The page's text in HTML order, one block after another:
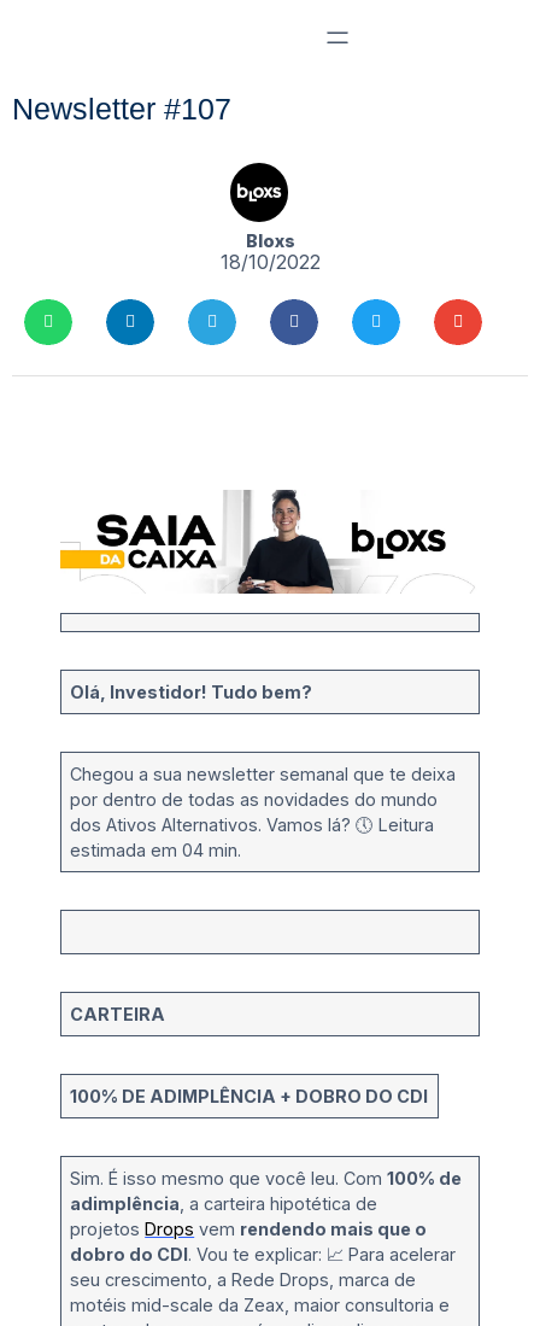
Newsletter #107
Bloxs
18/10/2022
Olá, Investidor! Tudo bem?
Chegou a sua newsletter semanal que te deixa
por dentro de todas as novidades do mundo
dos Ativos Alternativos. Vamos lá? 🕔 Leitura
estimada em 04 min.
CARTEIRA
100% DE ADIMPLÊNCIA + DOBRO DO CDI
Sim. É isso mesmo que você leu. Com100% de
adimplência , a carteira hipotética de
projetosDrops vem rendendo mais que o
dobro do CDI. Vou te explicar: 📈 Para acelerar
seu crescimento, a Rede Drops, marca de
motéis mid-scale da Zeax, maior consultoria e